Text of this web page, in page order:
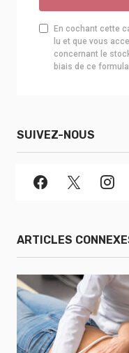
En cochant cette
lu et que vous
concernant le
biais de ce
SUIVEZ-NOUS
ARTICLES